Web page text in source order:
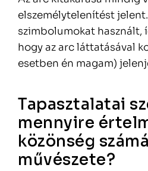
elszemélytelenítést
szimbolumokat használt,
hogy az arc láttatásával
esetben én magam)
Tapasztalatai
mennyire
közönség
művészete?